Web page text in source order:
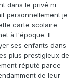
dans le privé ni
personnellement je
carte scolaire
à l'époque. Il
ses enfants dans
plus prestigieux de
réputé parce
de leur